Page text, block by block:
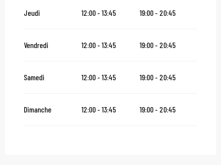
Jeudi 12:00 - 13:45 19:00 - 20:45
Vendredi 12:00 - 13:45 19:00 - 20:45
Samedi 12:00 - 13:45 19:00 - 20:45
Dimanche 12:00 - 13:45 19:00 - 20:45